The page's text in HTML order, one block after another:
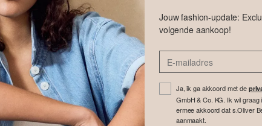
Jouw fashion-update:
volgende aankoop!
Ja, ik ga akkoord met de
GmbH & Co. KG. Ik wil
ermee akkoord dat s.Oliver
aanmaakt.